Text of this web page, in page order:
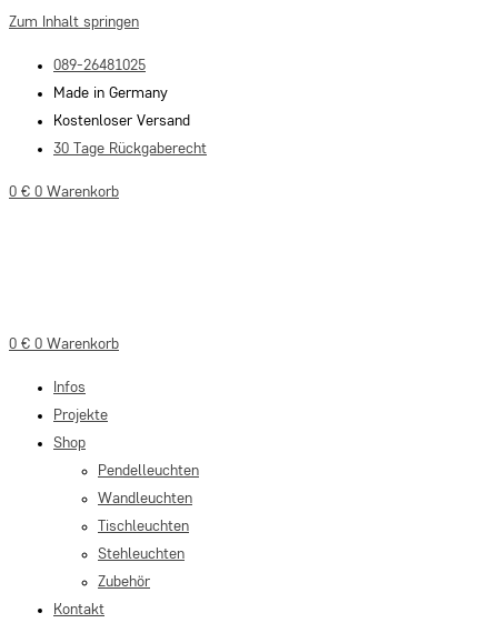
Zum Inhalt springen
089-26481025
Made in Germany
Kostenloser Versand
30 Tage Rückgaberecht
0 € 0 Warenkorb
0 € 0 Warenkorb
Infos
Projekte
Shop
Pendelleuchten
Wandleuchten
Tischleuchten
Stehleuchten
Zubehör
Kontakt